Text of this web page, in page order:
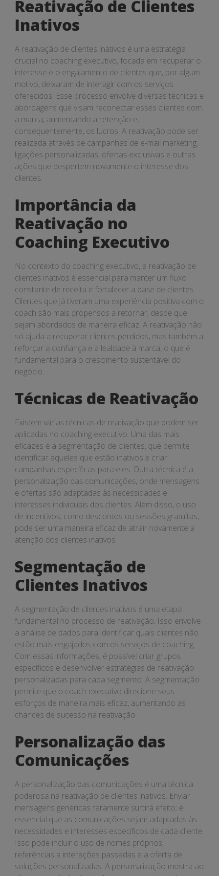
Reativação de Clientes
Inativos
A reativação de clientes inativos é uma estratégia
crucial no coaching executivo, focada em recuperar o
interesse e o engajamento de clientes que, por algum
motivo, deixaram de interagir com os serviços
oferecidos. Esse processo envolve diversas técnicas e
abordagens que visam reconectar esses clientes com
a marca, aumentando a retenção e,
consequentemente, os lucros. A reativação pode ser
realizada através de campanhas de e-mail marketing,
ligações personalizadas, ofertas exclusivas e outras
ações que despertem novamente o interesse dos
clientes.
Importância da
Reativação no
Coaching Executivo
No contexto do coaching executivo, a reativação de
clientes inativos é essencial para manter um fluxo
constante de receita e fortalecer a base de clientes.
Clientes que já tiveram uma experiência positiva com o
coach são mais propensos a retornar, desde que
sejam abordados de maneira eficaz. A reativação não
só ajuda a recuperar clientes perdidos, mas também a
reforçar a confiança e a lealdade à marca, o que é
fundamental para o crescimento sustentável do
negócio.
Técnicas de Reativação
Existem várias técnicas de reativação que podem ser
aplicadas no coaching executivo. Uma das mais
eficazes é a segmentação de clientes, que permite
identificar aqueles que estão inativos e criar
campanhas específicas para eles. Outra técnica é a
personalização das comunicações, onde mensagens
e ofertas são adaptadas às necessidades e
interesses individuais dos clientes. Além disso, o uso
de incentivos, como descontos ou sessões gratuitas,
pode ser uma maneira eficaz de atrair novamente a
atenção dos clientes inativos.
Segmentação de
Clientes Inativos
A segmentação de clientes inativos é uma etapa
fundamental no processo de reativação. Isso envolve
a análise de dados para identificar quais clientes não
estão mais engajados com os serviços de coaching.
Com essas informações, é possível criar grupos
específicos e desenvolver estratégias de reativação
personalizadas para cada segmento. A segmentação
permite que o coach executivo direcione seus
esforços de maneira mais eficaz, aumentando as
chances de sucesso na reativação.
Personalização das
Comunicações
A personalização das comunicações é uma técnica
poderosa na reativação de clientes inativos. Enviar
mensagens genéricas raramente surtirá efeito; é
essencial que as comunicações sejam adaptadas às
necessidades e interesses específicos de cada cliente.
Isso pode incluir o uso de nomes próprios,
referências a interações passadas e a oferta de
soluções personalizadas. A personalização mostra ao